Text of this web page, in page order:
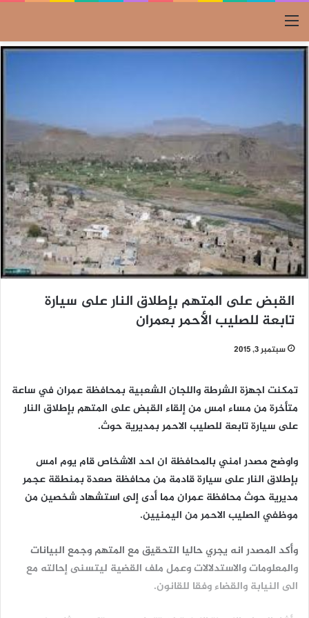
القائمة
القبض على المتهم بإطلاق النار على سيارة
تابعة للصليب الأحمر بعمران
سبتمبر 3, 2015
تمكنت اجهزة الشرطة واللجان الشعبية بمحافظة عمران في ساعة
متأخرة من مساء امس من إلقاء القبض على المتهم بإطلاق النار
على سيارة تابعة للصليب الاحمر بمديرية حوث.
واوضح مصدر امني بالمحافظة ان احد الاشخاص قام يوم امس
بإطلاق النار على سيارة قادمة من محافظة صعدة بمنطقة عجمر
مديرية حوث محافظة عمران مما أدى إلى استشهاد شخصين من
موظفي الصليب الاحمر من اليمنيين.
وأكد المصدر انه يجري حاليا التحقيق مع المتهم وجمع البيانات
والمعلومات والاستدلالات وعمل ملف القضية ليتسنى إحالته مع
الى النيابة والقضاء وفقا للقانون.